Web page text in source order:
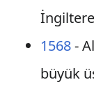
1568-
büyük